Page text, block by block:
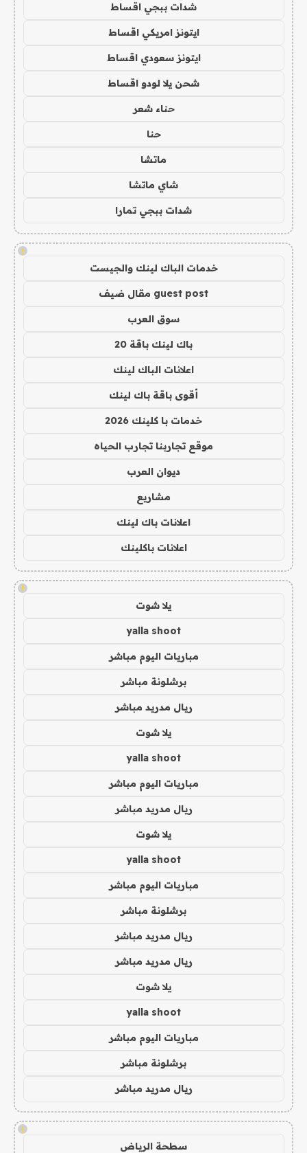
شدات ببجي اقساط
ايتونز امريكي اقساط
ايتونز سعودي اقساط
شحن يلا لودو اقساط
حناء شعر
حنا
ماتشا
شاي ماتشا
شدات ببجي تمارا
!
خدمات الباك لينك والجيست
guest post مقال ضيف
سوق العرب
باك لينك باقة 20
اعلانات الباك لينك
أقوى باقة باك لينك
خدمات با كلينك 2026
موقع تجاربنا تجارب الحياه
ديوان العرب
مشاريع
اعلانات باك لينك
اعلانات باكلينك
!
يلا شوت
yalla shoot
مباريات اليوم مباشر
برشلونة مباشر
ريال مدريد مباشر
يلا شوت
yalla shoot
مباريات اليوم مباشر
ريال مدريد مباشر
يلا شوت
yalla shoot
مباريات اليوم مباشر
برشلونة مباشر
ريال مدريد مباشر
ريال مدريد مباشر
يلا شوت
yalla shoot
مباريات اليوم مباشر
برشلونة مباشر
ريال مدريد مباشر
!
سطحة الرياض